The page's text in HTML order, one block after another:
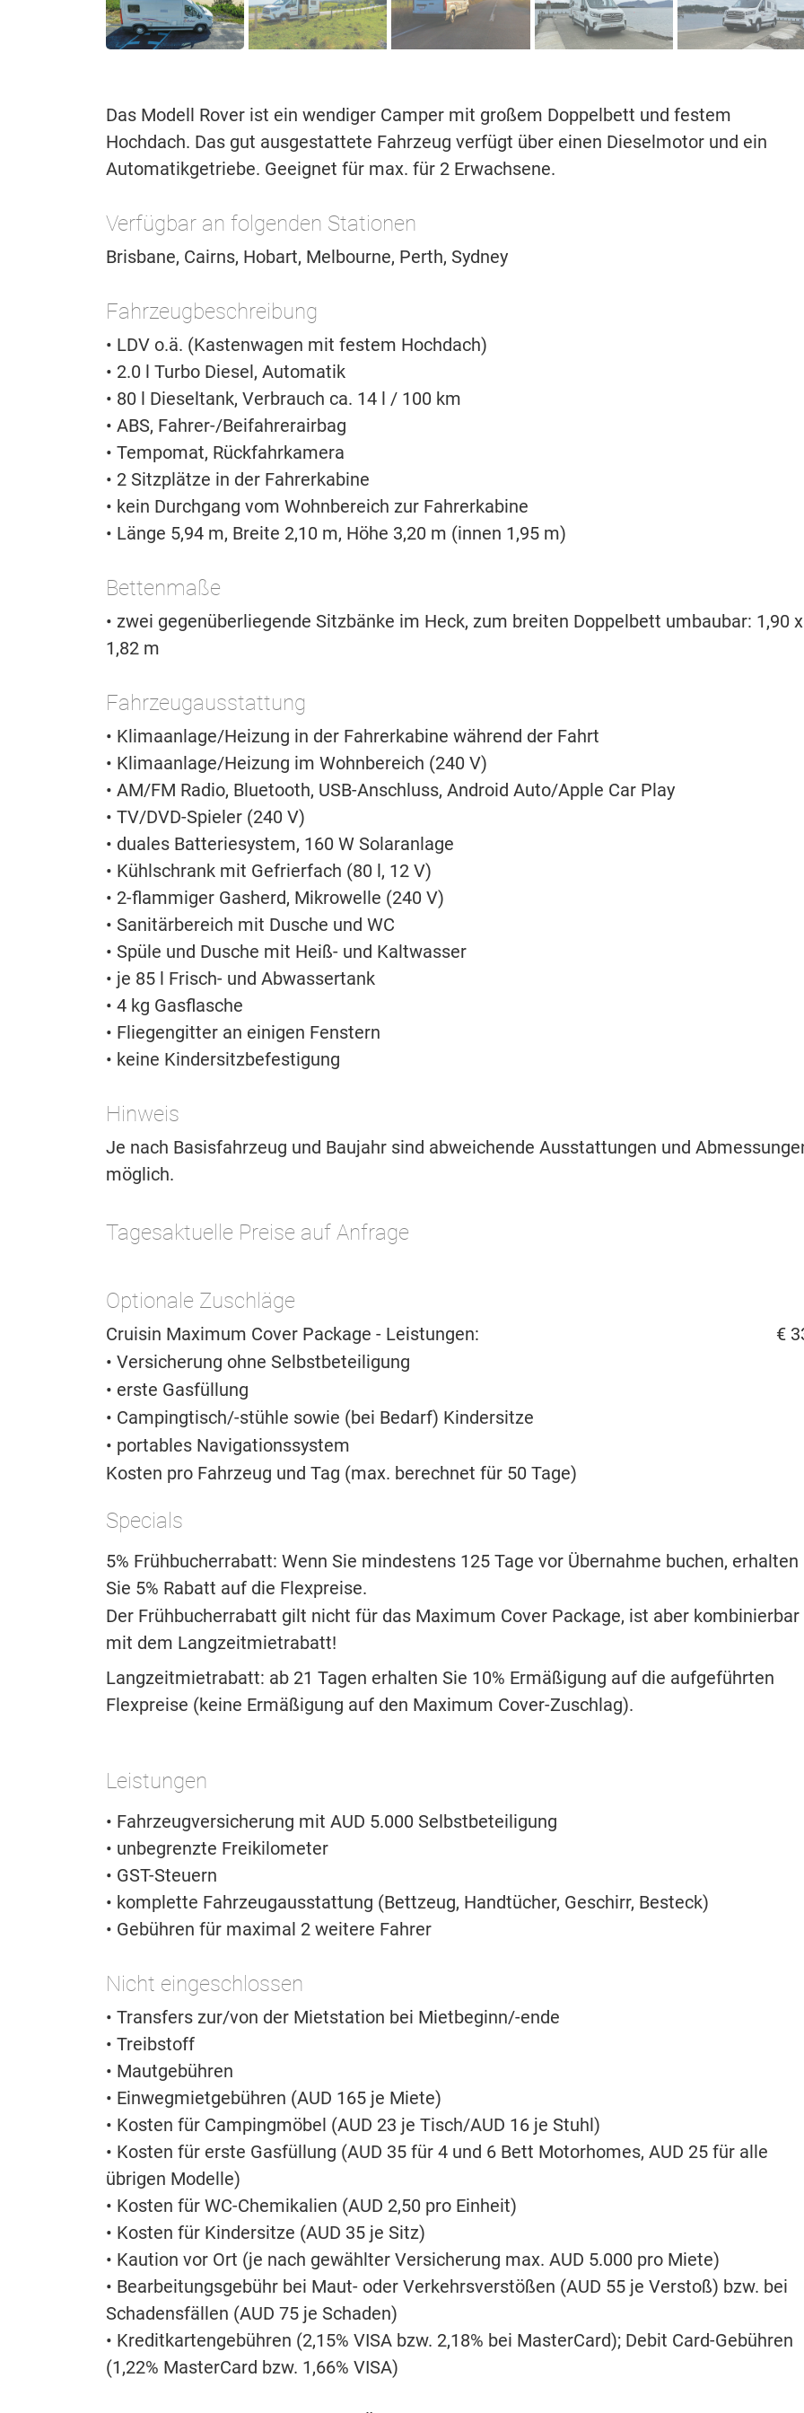
Das Modell Rover ist ein wendiger Camper mit großem Doppelbett und festem
Hochdach. Das gut ausgestattete Fahrzeug verfügt über einen Dieselmotor und ein
Automatikgetriebe. Geeignet für max. für 2 Erwachsene.
Verfügbar an folgenden Stationen
Brisbane, Cairns, Hobart, Melbourne, Perth, Sydney
Fahrzeugbeschreibung
• LDV o.ä. (Kastenwagen mit festem Hochdach)
• 2.0 l Turbo Diesel, Automatik
• 80 l Dieseltank, Verbrauch ca. 14 l / 100 km
• ABS, Fahrer-/Beifahrerairbag
• Tempomat, Rückfahrkamera
• 2 Sitzplätze in der Fahrerkabine
• kein Durchgang vom Wohnbereich zur Fahrerkabine
• Länge 5,94 m, Breite 2,10 m, Höhe 3,20 m (innen 1,95 m)
Bettenmaße
• zwei gegenüberliegende Sitzbänke im Heck, zum breiten Doppelbett umbaubar: 1,90 x
1,82 m
Fahrzeugausstattung
• Klimaanlage/Heizung in der Fahrerkabine während der Fahrt
• Klimaanlage/Heizung im Wohnbereich (240 V)
• AM/FM Radio, Bluetooth, USB-Anschluss, Android Auto/Apple Car Play
• TV/DVD-Spieler (240 V)
• duales Batteriesystem, 160 W Solaranlage
• Kühlschrank mit Gefrierfach (80 l, 12 V)
• 2-flammiger Gasherd, Mikrowelle (240 V)
• Sanitärbereich mit Dusche und WC
• Spüle und Dusche mit Heiß- und Kaltwasser
• je 85 l Frisch- und Abwassertank
• 4 kg Gasflasche
• Fliegengitter an einigen Fenstern
• keine Kindersitzbefestigung
Hinweis
Je nach Basisfahrzeug und Baujahr sind abweichende Ausstattungen und
möglich.
Tagesaktuelle Preise auf Anfrage
Optionale Zuschläge
Cruisin Maximum Cover Package - Leistungen:
• Versicherung ohne Selbstbeteiligung
• erste Gasfüllung
• Campingtisch/-stühle sowie (bei Bedarf) Kindersitze
• portables Navigationssystem
Kosten pro Fahrzeug und Tag (max. berechnet für 50 Tage)
€
Specials
5% Frühbucherrabatt: Wenn Sie mindestens 125 Tage vor Übernahme buchen, erhalten
Sie 5% Rabatt auf die Flexpreise.
Der Frühbucherrabatt gilt nicht für das Maximum Cover Package, ist aber kombinierbar
mit dem Langzeitmietrabatt!
Langzeitmietrabatt: ab 21 Tagen erhalten Sie 10% Ermäßigung auf die aufgeführten
Flexpreise (keine Ermäßigung auf den Maximum Cover-Zuschlag).
Leistungen
• Fahrzeugversicherung mit AUD 5.000 Selbstbeteiligung
• unbegrenzte Freikilometer
• GST-Steuern
• komplette Fahrzeugausstattung (Bettzeug, Handtücher, Geschirr, Besteck)
• Gebühren für maximal 2 weitere Fahrer
Nicht eingeschlossen
• Transfers zur/von der Mietstation bei Mietbeginn/-ende
• Treibstoff
• Mautgebühren
• Einwegmietgebühren (AUD 165 je Miete)
• Kosten für Campingmöbel (AUD 23 je Tisch/AUD 16 je Stuhl)
• Kosten für erste Gasfüllung (AUD 35 für 4 und 6 Bett Motorhomes, AUD 25 für alle
übrigen Modelle)
• Kosten für WC-Chemikalien (AUD 2,50 pro Einheit)
• Kosten für Kindersitze (AUD 35 je Sitz)
• Kaution vor Ort (je nach gewählter Versicherung max. AUD 5.000 pro Miete)
• Bearbeitungsgebühr bei Maut- oder Verkehrsverstößen (AUD 55 je Verstoß) bzw. bei
Schadensfällen (AUD 75 je Schaden)
• Kreditkartengebühren (2,15% VISA bzw. 2,18% bei MasterCard); Debit Card-Gebühren
(1,22% MasterCard bzw. 1,66% VISA)